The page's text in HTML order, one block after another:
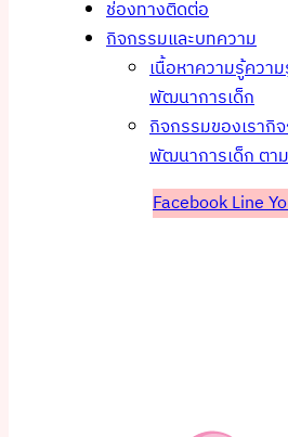
ช่องทางติดต่อ
กิจกรรมและบทความ
เนื้อหาความรู้ควา
พัฒนาการเด็ก
กิจกรรมของเรากิ
พัฒนาการเด็ก ตา
FacebookLine